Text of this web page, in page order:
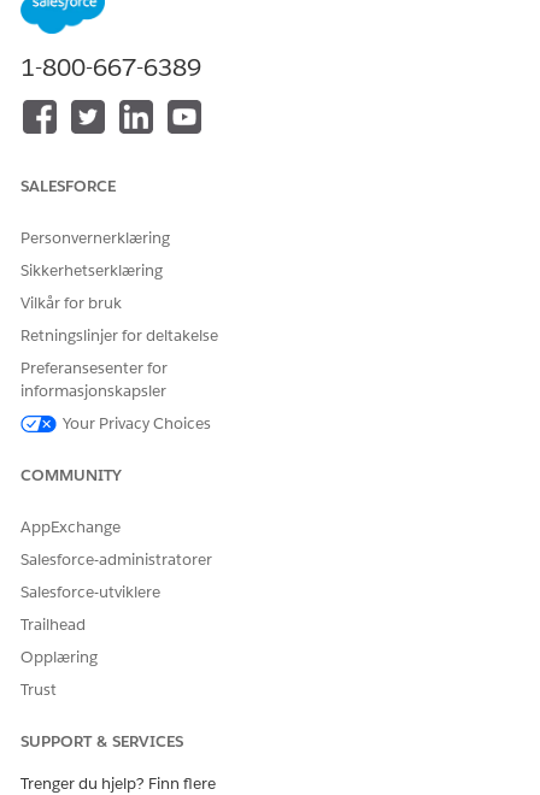
For å bruke Financial
Services Cloud:
Referansehandling
Utfører denne handlingen
én eller flere ledetekstmaler?
HJALP DENNE ARTIKKELEN MED Å LØSE PROBLEMET DITT?
La oss få vite det slik at vi kan forbedre!
1-800-667-6389
SALESFORCE
Personvernerklæring
Sikkerhetserklæring
Vilkår for bruk
Retningslinjer for deltakelse
Preferansesenter for
informasjonskapsler
Your Privacy Choices
COMMUNITY
AppExchange
Salesforce-administratorer
Salesforce-utviklere
Trailhead
Opplæring
Trust
SUPPORT & SERVICES
Trenger du hjelp? Finn flere